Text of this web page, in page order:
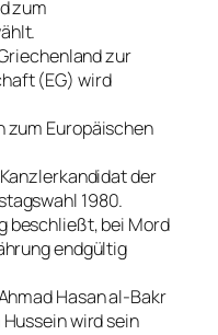
zum
zur
(EG) wird
zum Europäischen
der
1980.
beschließt, bei Mord
endgültig
Hasan al-Bakr
wird sein